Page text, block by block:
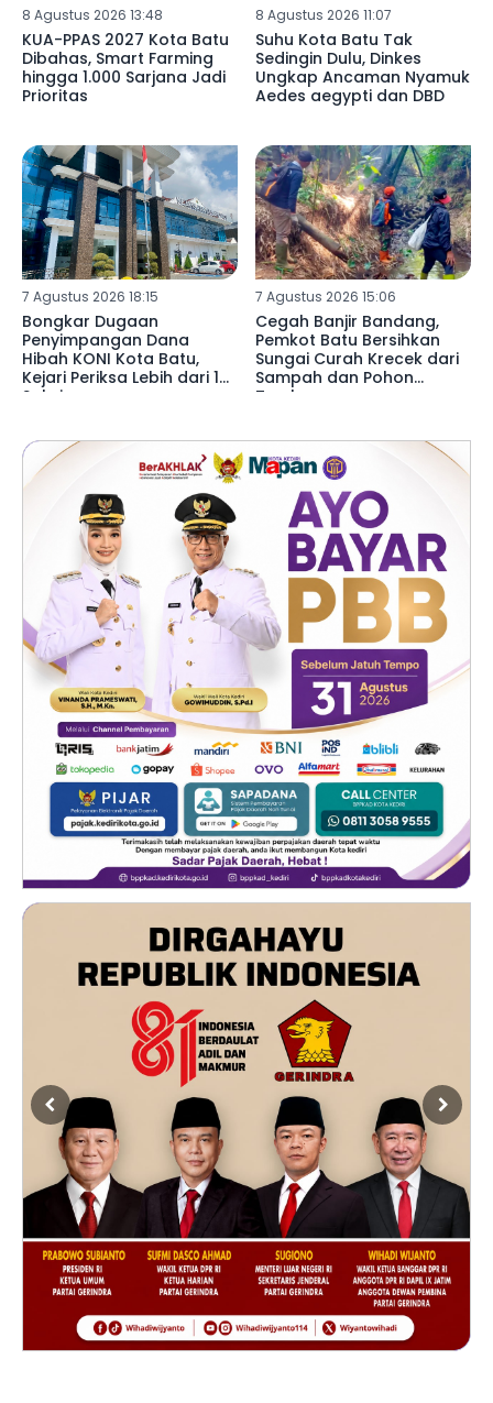
8 Agustus 2026 13:48
KUA-PPAS 2027 Kota Batu
Dibahas, Smart Farming
hingga 1.000 Sarjana Jadi
Prioritas
8 Agustus 2026 11:07
Suhu Kota Batu Tak
Sedingin Dulu, Dinkes
Ungkap Ancaman Nyamuk
Aedes aegypti dan DBD
7 Agustus 2026 18:15
Bongkar Dugaan
Penyimpangan Dana
Hibah KONI Kota Batu,
Kejari Periksa Lebih dari 15
Saksi
7 Agustus 2026 15:06
Cegah Banjir Bandang,
Pemkot Batu Bersihkan
Sungai Curah Krecek dari
Sampah dan Pohon
Tumbang